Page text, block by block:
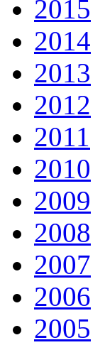
2015
2014
2013
2012
2011
2010
2009
2008
2007
2006
2005